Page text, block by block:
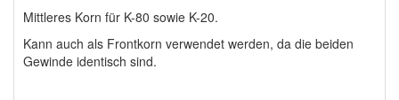
Mittleres Korn für K-80 sowie K-20.
Kann auch als Frontkorn verwendet werden, da die beiden
Gewinde identisch sind.